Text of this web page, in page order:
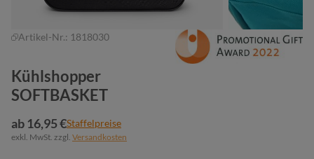
Artikel-Nr.: 1818030
Kühlshopper
SOFTBASKET
ab 16,95 €Staffelpreise
exkl. MwSt. zzgl. Versandkosten